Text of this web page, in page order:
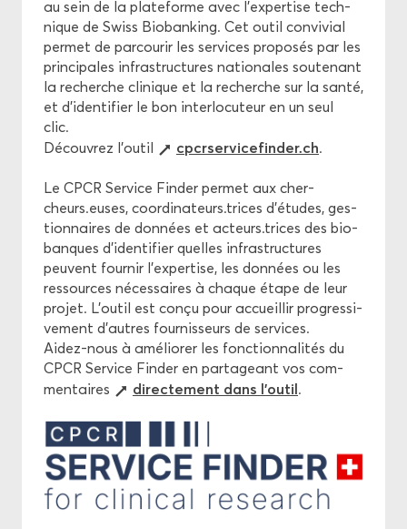
au sein de la pla­te­forme avec l'ex­per­tise tech­
nique de Swiss Bio­ban­king. Cet outil convi­vial
per­met de par­cou­rir les ser­vices pro­po­sés par les
prin­ci­pales in­fra­struc­tures na­tio­nales sou­te­nant
la re­cherche cli­nique et la re­cherche sur la santé,
et d’iden­ti­fier le bon in­ter­lo­cu­teur en un seul
clic.
Dé­cou­vrez l’outil
cp­cr­ser­vi­ce­fin­der.ch.
Le CPCR Ser­vice Fin­der per­met aux cher­
cheurs.euses, co­or­di­na­teurs.trices d’études, ges­
tion­naires de don­nées et ac­teurs.trices des bio­
banques d’iden­ti­fier quelles in­fra­struc­tures
peuvent four­nir l’ex­per­tise, les don­nées ou les
res­sources né­ces­saires à chaque étape de leur
pro­jet. L’outil est conçu pour ac­cueillir pro­gres­si­
ve­ment d’autres four­nis­seurs de ser­vices.
Aidez-​nous à amé­lio­rer les fonc­tion­na­li­tés du
CPCR Ser­vice Fin­der en par­ta­geant vos com­
men­taires
di­rec­te­ment dans l’outil.